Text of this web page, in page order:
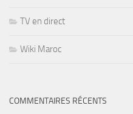
TV en direct
Wiki Maroc
COMMENTAIRES RÉCENTS